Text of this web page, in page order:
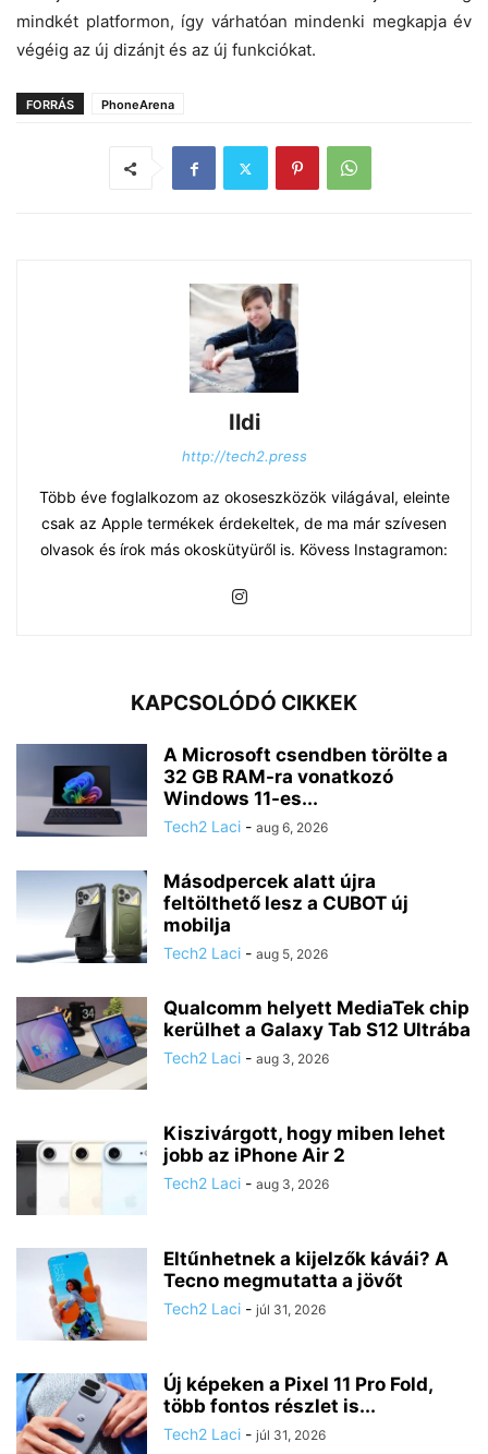
mindkét platformon, így várhatóan mindenki megkapja év
végéig az új dizánjt és az új funkciókat.
FORRÁS PhoneArena
Ildi
http://tech2.press
Több éve foglalkozom az okoseszközök világával, eleinte
csak az Apple termékek érdekeltek, de ma már szívesen
olvasok és írok más okoskütyüről is. Kövess Instagramon:
KAPCSOLÓDÓ CIKKEK
A Microsoft csendben törölte a
32 GB RAM-ra vonatkozó
Windows 11-es...
Tech2 Laci - aug 6, 2026
Másodpercek alatt újra
feltölthető lesz a CUBOT új
mobilja
Tech2 Laci - aug 5, 2026
Qualcomm helyett MediaTek chip
kerülhet a Galaxy Tab S12 Ultrába
Tech2 Laci - aug 3, 2026
Kiszivárgott, hogy miben lehet
jobb az iPhone Air 2
Tech2 Laci - aug 3, 2026
Eltűnhetnek a kijelzők kávái? A
Tecno megmutatta a jövőt
Tech2 Laci - júl 31, 2026
Új képeken a Pixel 11 Pro Fold,
több fontos részlet is...
Tech2 Laci - júl 31, 2026